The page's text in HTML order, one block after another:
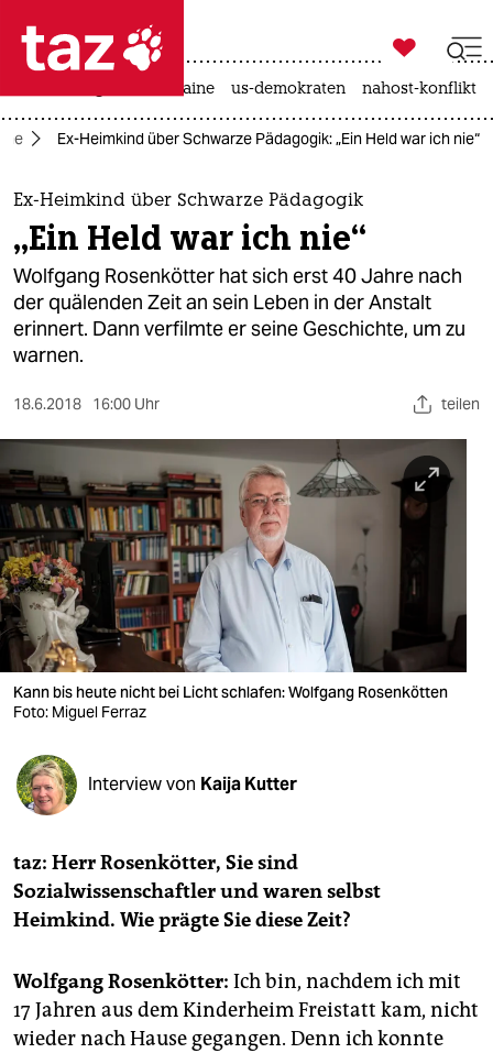
 taz zahl ich
taz zahl ich
themen
politik
öko
gesellschaft
kultur
sport
berlin
nord
wahrheit
verlag
verlag
shop
fragen & hilfe
unterstützen
abo
epaper login

taz zahl ich
krieg in der ukraine us-demokraten nahost-konflikt
Ex-Heimkind über Schwarze Pädagogik: „Ein Held war ich nie“
Ex-Heimkind über Schwarze Pädagogik
„Ein Held war ich nie“
Wolfgang Rosenkötter hat sich erst 40 Jahre nach
der quälenden Zeit an sein Leben in der Anstalt
erinnert. Dann verfilmte er seine Geschichte, um zu
warnen.
18.6.2018 16:00 Uhr teilen
Kann bis heute nicht bei Licht schlafen: Wolfgang Rosenkötten
Foto: Miguel Ferraz
Interview von Kaija Kutter
taz: Herr Rosenkötter, Sie sind
Sozialwissenschaftler und waren selbst
Heimkind. Wie prägte Sie diese Zeit?
Wolfgang Rosenkötter: Ich bin, nachdem ich mit
17 Jahren aus dem Kinderheim Freistatt kam, nicht
wieder nach Hause gegangen. Denn ich konnte